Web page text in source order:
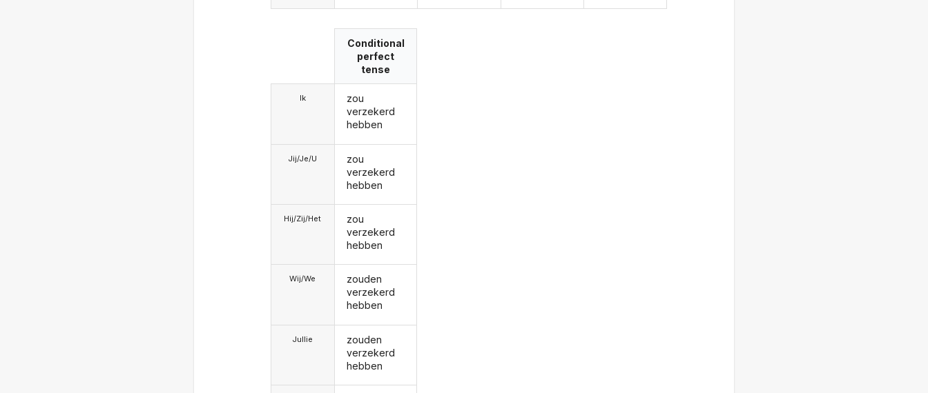
Ik
Jij/Je/U
Hij/Zij/Het
Wij/We
Jullie
Conditional
perfect
tense
zou
verzekerd
hebben
zou
verzekerd
hebben
zou
verzekerd
hebben
zouden
verzekerd
hebben
zouden
verzekerd
hebben